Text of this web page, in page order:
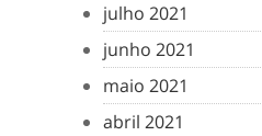
julho 2021
junho 2021
maio 2021
abril 2021